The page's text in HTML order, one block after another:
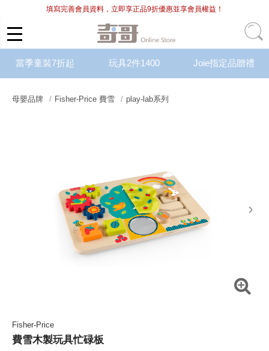
填寫完善會員資料，立即享正品9折優惠並享會員權益！
當季童裝7折起 玩具2件1400 Joie指定品贈禮
母嬰品牌 Fisher-Price 費雪 play-lab系列
next
Fisher-Price
費雪木製玩具忙碌板